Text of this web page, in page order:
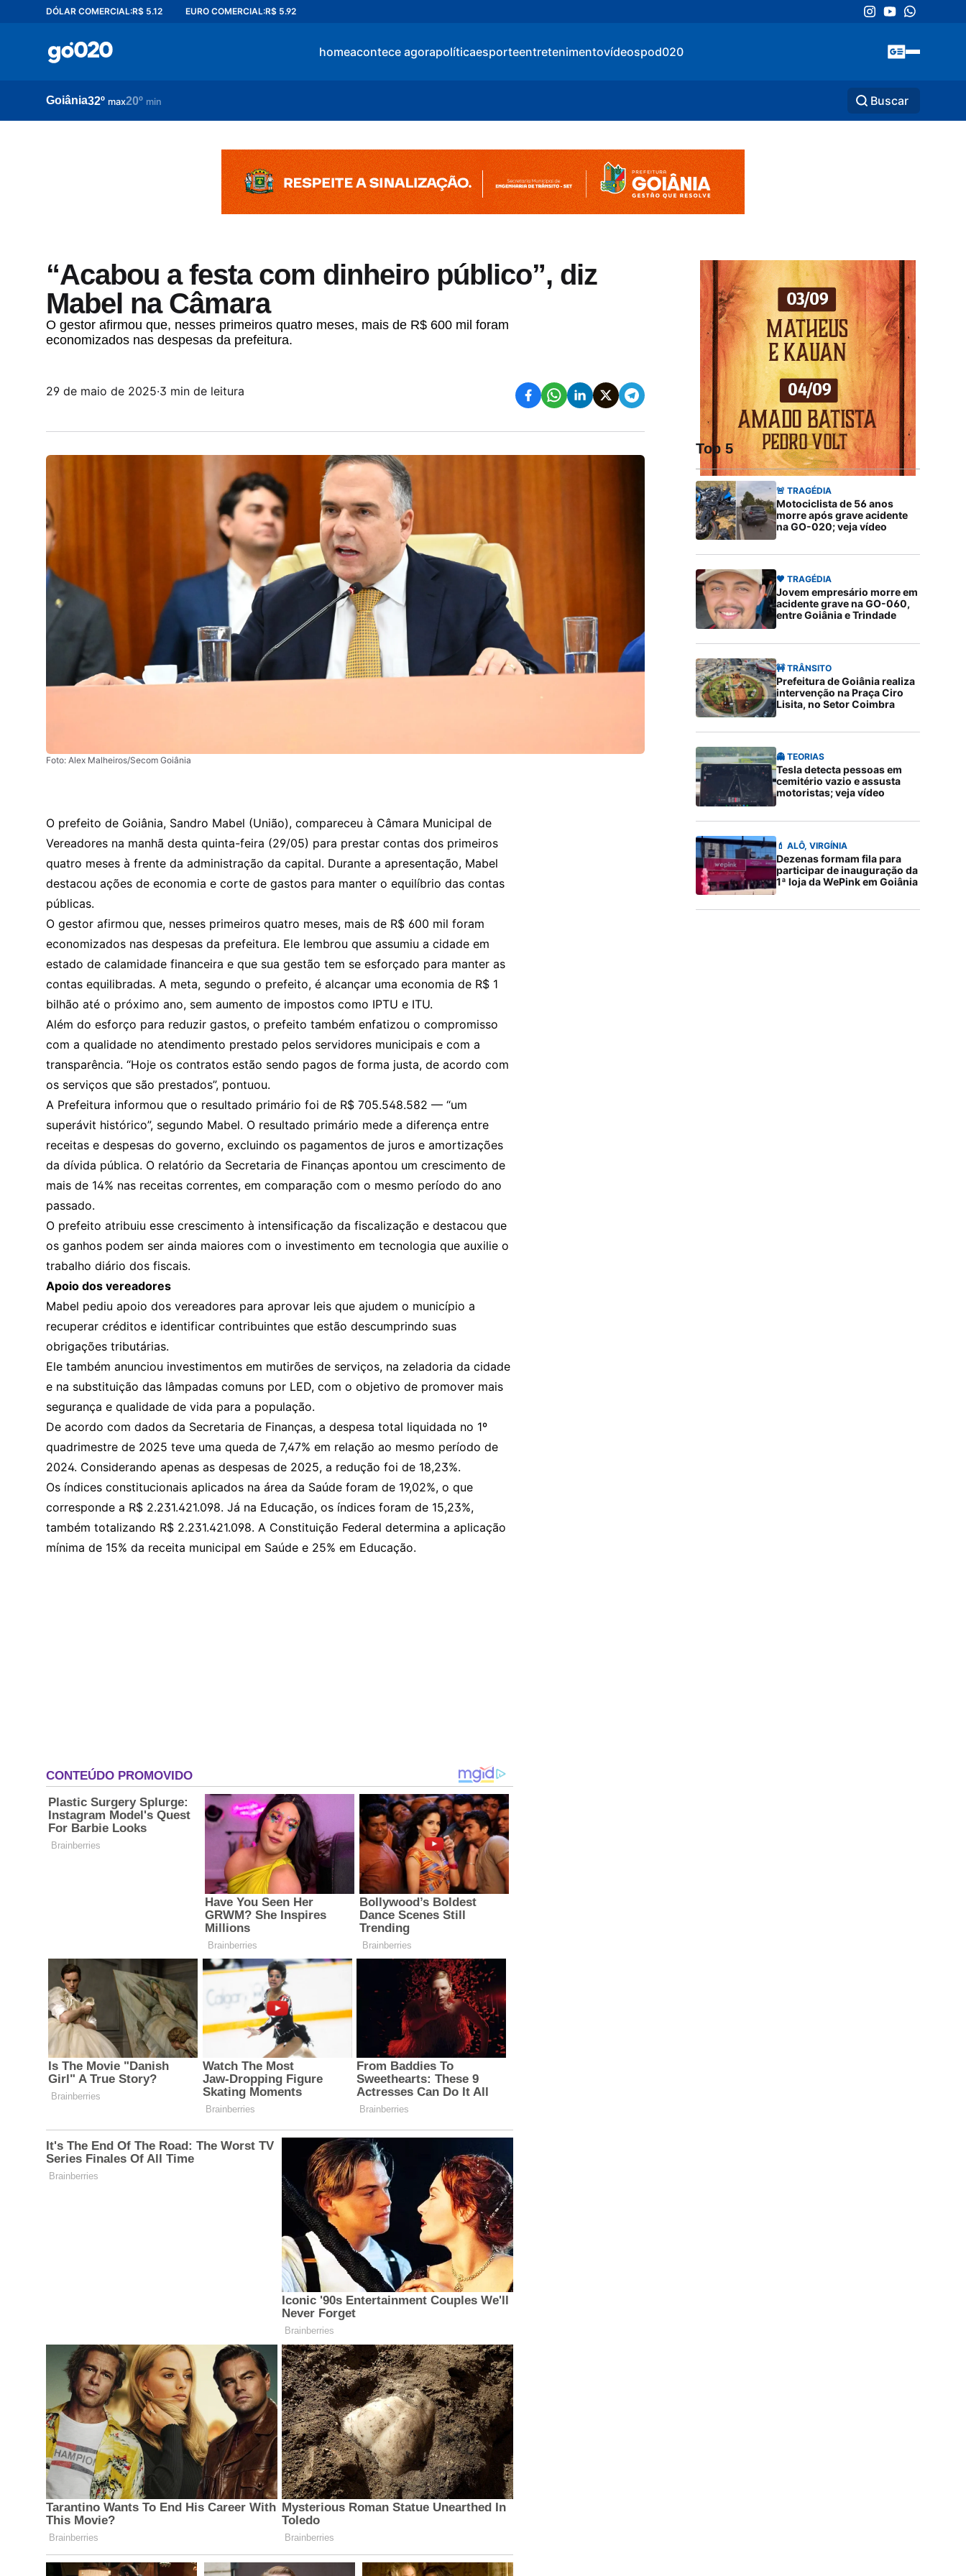
DÓLAR COMERCIAL:R$ 5.12 EURO COMERCIAL:R$ 5.92
homeacontece agorapolíticaesporteentretenimentovídeospod020
Goiânia32º max20º min Buscar
“Acabou a festa com dinheiro público”, diz
Mabel na Câmara
O gestor afirmou que, nesses primeiros quatro meses, mais de R$ 600 mil foram
economizados nas despesas da prefeitura.
29 de maio de 2025·3 min de leitura
Foto: Alex Malheiros/Secom Goiânia
O prefeito de Goiânia, Sandro Mabel (União), compareceu à Câmara Municipal de
Vereadores na manhã desta quinta-feira (29/05) para prestar contas dos primeiros
quatro meses à frente da administração da capital. Durante a apresentação, Mabel
destacou ações de economia e corte de gastos para manter o equilíbrio das contas
públicas.
O gestor afirmou que, nesses primeiros quatro meses, mais de R$ 600 mil foram
economizados nas despesas da prefeitura. Ele lembrou que assumiu a cidade em
estado de calamidade financeira e que sua gestão tem se esforçado para manter as
contas equilibradas. A meta, segundo o prefeito, é alcançar uma economia de R$ 1
bilhão até o próximo ano, sem aumento de impostos como IPTU e ITU.
Além do esforço para reduzir gastos, o prefeito também enfatizou o compromisso
com a qualidade no atendimento prestado pelos servidores municipais e com a
transparência. “Hoje os contratos estão sendo pagos de forma justa, de acordo com
os serviços que são prestados”, pontuou.
A Prefeitura informou que o resultado primário foi de R$ 705.548.582 — “um
superávit histórico”, segundo Mabel. O resultado primário mede a diferença entre
receitas e despesas do governo, excluindo os pagamentos de juros e amortizações
da dívida pública. O relatório da Secretaria de Finanças apontou um crescimento de
mais de 14% nas receitas correntes, em comparação com o mesmo período do ano
passado.
O prefeito atribuiu esse crescimento à intensificação da fiscalização e destacou que
os ganhos podem ser ainda maiores com o investimento em tecnologia que auxilie o
trabalho diário dos fiscais.
Apoio dos vereadores
Mabel pediu apoio dos vereadores para aprovar leis que ajudem o município a
recuperar créditos e identificar contribuintes que estão descumprindo suas
obrigações tributárias.
Ele também anunciou investimentos em mutirões de serviços, na zeladoria da cidade
e na substituição das lâmpadas comuns por LED, com o objetivo de promover mais
segurança e qualidade de vida para a população.
De acordo com dados da Secretaria de Finanças, a despesa total liquidada no 1º
quadrimestre de 2025 teve uma queda de 7,47% em relação ao mesmo período de
2024. Considerando apenas as despesas de 2025, a redução foi de 18,23%.
Os índices constitucionais aplicados na área da Saúde foram de 19,02%, o que
corresponde a R$ 2.231.421.098. Já na Educação, os índices foram de 15,23%,
também totalizando R$ 2.231.421.098. A Constituição Federal determina a aplicação
mínima de 15% da receita municipal em Saúde e 25% em Educação.
Top 5
🚨 TRAGÉDIA
Motociclista de 56 anos
morre após grave acidente
na GO-020; veja vídeo
🖤 TRAGÉDIA
Jovem empresário morre em
acidente grave na GO-060,
entre Goiânia e Trindade
🚧 TRÂNSITO
Prefeitura de Goiânia realiza
intervenção na Praça Ciro
Lisita, no Setor Coimbra
👻 TEORIAS
Tesla detecta pessoas em
cemitério vazio e assusta
motoristas; veja vídeo
💄 ALÔ, VIRGÍNIA
Dezenas formam fila para
participar de inauguração da
1ª loja da WePink em Goiânia
acontece agora
esporte